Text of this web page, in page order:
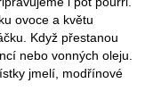
ovoce a květu
Když přestanou
nebo vonných oleju.
jmelí, modřínové